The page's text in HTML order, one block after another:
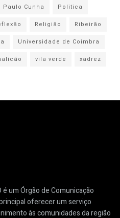
Paulo Cunha
Politica
Religião
Ribeirão
Universidade de Coimbra
vila verde xadrez
é um Órgão de Comunicação
oferecer um serviço
às comunidades da região